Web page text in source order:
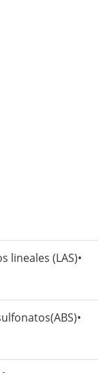
lineales (LAS)•